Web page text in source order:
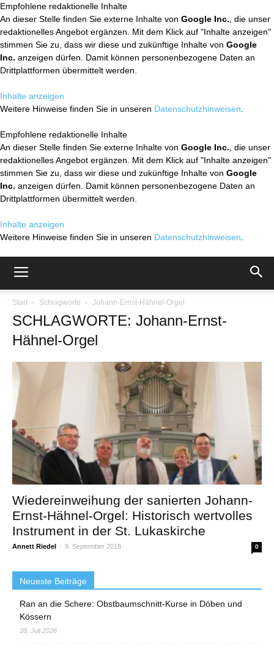
Empfohlene redaktionelle Inhalte
An dieser Stelle finden Sie externe Inhalte von Google Inc. , die unser
redaktionelles Angebot ergänzen. Mit dem Klick auf "Inhalte anzeigen"
stimmen Sie zu, dass wir diese und zukünftige Inhalte von Google
Inc. anzeigen dürfen. Damit können personenbezogene Daten an
Drittplattformen übermittelt werden.
Inhalte anzeigen
Weitere Hinweise finden Sie in unseren Datenschutzhinweisen
Empfohlene redaktionelle Inhalte
An dieser Stelle finden Sie externe Inhalte von Google Inc. , die unser
redaktionelles Angebot ergänzen. Mit dem Klick auf "Inhalte anzeigen"
stimmen Sie zu, dass wir diese und zukünftige Inhalte von Google
Inc. anzeigen dürfen. Damit können personenbezogene Daten an
Drittplattformen übermittelt werden.
Inhalte anzeigen
Weitere Hinweise finden Sie in unseren Datenschutzhinweisen
Start Schlagworte Johann-Ernst-Hähnel-Orgel
SCHLAGWORTE: Johann-Ernst-
Hähnel-Orgel
Wiedereinweihung der sanierten Johann-
Ernst-Hähnel-Orgel: Historisch wertvolles
Instrument in der St. Lukaskirche
Annett Riedel - 9. September 2018 0
Neueste Beiträge
Ran an die Schere: Obstbaumschnitt-Kurse in Döben und
Kössern
28. Juli 2026